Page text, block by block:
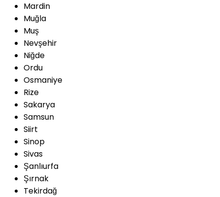
Mardin
Muğla
Muş
Nevşehir
Niğde
Ordu
Osmaniye
Rize
Sakarya
Samsun
Siirt
Sinop
Sivas
Şanlıurfa
Şırnak
Tekirdağ